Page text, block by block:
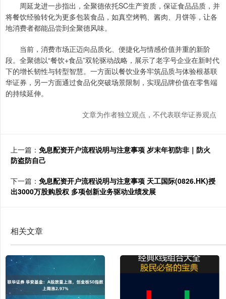
周延龙进一步指出，全聚德依托SC生产资质，保证食品品质，并
将餐饮经验转化为更多包装食品，如真空烤鸭、酱肉、月饼等，让各
地消费者都能品尝到全聚德风味。
当前，消费市场正迈向品质化、便捷化与情感价值并重的新阶
段。全聚德以“餐饮+食品”双轮驱动战略，展示了老字号企业在新时代
下的增长韧性与转型智慧。一方面以餐饮业务牢筑品质与体验根基联
华证券，另一方面通过食品化突破场景限制，实现品牌价值在零售端
的持续延伸。
文章为作者独立观点，不代表联华证券观点
上一篇： 免息配资开户流程说明与注意事项 岁末年初防非｜防火
防盗防自己
下一篇： 免息配资开户流程说明与注意事项 天工国际(0826.HK)授
出3000万股购股权 多项创新业务驱动业绩发展
相关文章